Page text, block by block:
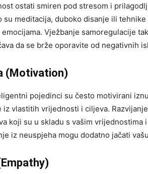
ostati smiren pod stresom i
su meditacija, duboko disanje ili
Vježbanje samoregulacije
da se brže oporavite od negativnih
(Motivation)
pojedinci su često motivirani
iz vlastitih vrijednosti i ciljeva.
koji su u skladu s vašim vrijednostima
iz neuspjeha mogu dodatno jačati